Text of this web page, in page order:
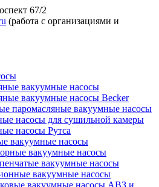
67/2
(работа с организациями и
вакуумные насосы
вакуумные насосы Becker
паромасляные вакуумные насосы
насосы для сушильной камеры
насосы Рутса
вакуумные насосы
вакуумные насосы
вакуумные насосы
вакуумные насосы
вакуумные насосы АВЗ и